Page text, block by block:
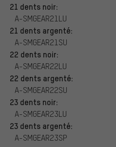
21 dents noir:
A-SMGEAR21LU
21 dents argenté:
A-SMGEAR21SU
22 dents noir:
A-SMGEAR22LU
22 dents argenté:
A-SMGEAR22SU
23 dents noir:
A-SMGEAR23LU
23 dents argenté:
A-SMGEAR23SP